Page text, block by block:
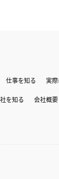
仕事を知る 実
を知る 会社概要